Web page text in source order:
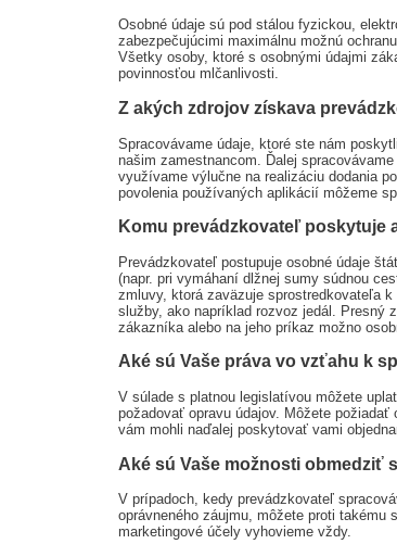
Osobné údaje sú pod stálou fyzickou,
zabezpečujúcimi maximálnu možnú
Všetky osoby, ktoré s osobnými údajmi
povinnosťou mlčanlivosti.
Z akých zdrojov získava
Spracovávame údaje, ktoré ste nám
našim zamestnancom. Ďalej
využívame výlučne na realizáciu dodania
povolenia používaných aplikácií môžeme
Komu prevádzkovateľ poskytuje
Prevádzkovateľ postupuje osobné údaje
(napr. pri vymáhaní dlžnej sumy súdnou
zmluvy, ktorá zaväzuje sprostredkovateľa
služby, ako napríklad rozvoz jedál. Presný
zákazníka alebo na jeho príkaz možno
Aké sú Vaše práva vo vzťahu k
V súlade s platnou legislatívou môžete
požadovať opravu údajov. Môžete
vám mohli naďalej poskytovať vami
Aké sú Vaše možnosti obmedziť
V prípadoch, kedy prevádzkovateľ
oprávneného záujmu, môžete proti
marketingové účely vyhovieme vždy.